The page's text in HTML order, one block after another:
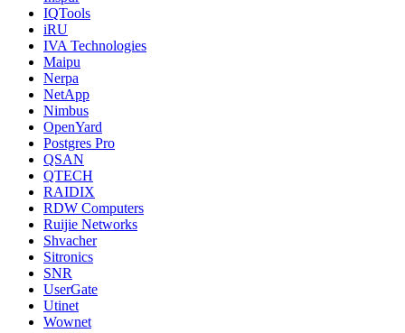
IQTools
iRU
IVA Technologies
Maipu
Nerpa
NetApp
Nimbus
OpenYard
Postgres Pro
QSAN
QTECH
RAIDIX
RDW Computers
Ruijie Networks
Shvacher
Sitronics
SNR
UserGate
Utinet
Wownet